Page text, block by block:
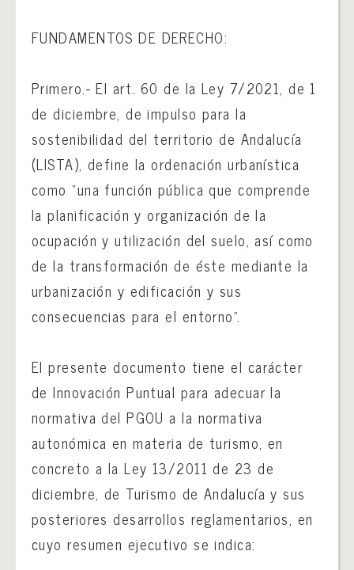
FUNDAMENTOS DE DERECHO:
Primero.- El art. 60 de la Ley 7/2021, de 1
de diciembre, de impulso para la
sostenibilidad del territorio de Andalucía
(LISTA), define la ordenación urbanística
como “una función pública que comprende
la planificación y organización de la
ocupación y utilización del suelo, así como
de la transformación de éste mediante la
urbanización y edificación y sus
consecuencias para el entorno”.
El presente documento tiene el carácter
de Innovación Puntual para adecuar la
normativa del PGOU a la normativa
autonómica en materia de turismo, en
concreto a la Ley 13/2011 de 23 de
diciembre, de Turismo de Andalucía y sus
posteriores desarrollos reglamentarios, en
cuyo resumen ejecutivo se indica: